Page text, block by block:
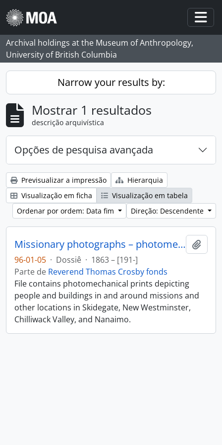
Skip to main content
Archival holdings at the Museum of Anthropology,
University of British Columbia
Narrow your results by:
Mostrar 1 resultados
descrição arquivística
Opções de pesquisa avançada
Previsualizar a impressão
Hierarquia
Visualização em ficha
Visualização em tabela
Ordenar por ordem: Data fim
Direção: Descendente
Missionary photographs – photomechanical
96-01-05 · Dossiê · 1863 – [191-]
Parte de Reverend Thomas Crosby fonds
File contains photomechanical prints depicting
people and buildings in and around missions and
other locations in Skidegate, New Westminster,
Chilliwack Valley, and Nanaimo.